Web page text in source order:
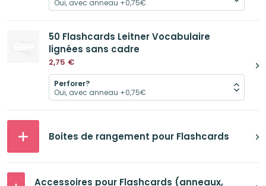
50 Flashcards Leitner Vocabulaire
lignées sans cadre
2,75 €
Perforer?
Boites de rangement pour Flashcards
Accessoires pour Flashcards (anneaux,